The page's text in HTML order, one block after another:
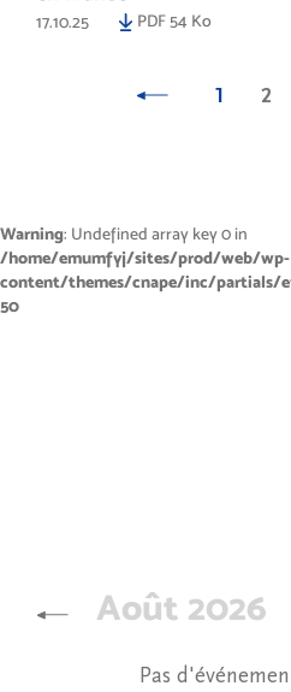
17.10.25 PDF 54 Ko
1 2
Warning: Undefined array key 0 in
/home/emumfyj/sites/prod/web/wp-
content/themes/cnape/inc/partials/
50
Août 2026
Pas